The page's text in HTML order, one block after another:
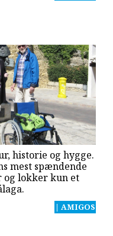
historie og hygge.
mest spændende
og lokker kun et
| AMIGOS